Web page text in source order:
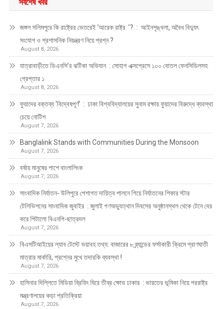
সর্বশেষ খবর
জঙ্গল সলিমপুরে কি রাষ্ট্রের ভেতরেই ‘আরেক রাষ্ট্র ’? : আইনশৃঙ্খলা, অবৈধ বিদ্যুৎ
সংযোগ ও প্রশাসনিক নিয়ন্ত্রণ নিয়ে প্রশ্ন ?
August 8, 2026
যাত্রাবাড়ীতে ডিএনসি’র ঝটিকা অভিযান : সোহাগ এক্সপ্রেসে ১০০ বোতল ফেনসিডিলসহ
গ্রেপ্তার ১
August 8, 2026
ফুয়াদের বক্তব্য ‘বিদ্বেষপূর্ণ’ : ঢাকা বিশ্ববিদ্যালয়ের সুনাম রক্ষায় ফুয়াদের বিরুদ্ধে ব্যবস্থা
চেয়ে নোটিশ
August 7, 2026
Banglalink Stands with Communities During the Monsoon
August 7, 2026
বর্ষায় মানুষের পাশে বাংলালিংক
August 7, 2026
সাংবাদিক নির্যাতন- উলিপুরে পেশাগত দায়িত্ব পালনে গিয়ে নির্যাতনের শিকার স্টার
টেলিভিশনের সাংবাদিক জুবাইর : জুলাই গণঅভ্যুত্থান দিবসের অনুষ্ঠানস্থল থেকে টেনে বের
করে পিটালো বিএনপি-ছাত্রদল
August 7, 2026
বিএসটিআইয়ের ল্যাব টেস্টে ভয়াবহ তথ্য: বাজারের ৮ ব্র্যান্ডের ফর্সাকারী ক্রিমে প্রাণঘাতী
মাত্রার মার্কারি, প্রশ্নের মুখে তদারকি ব্যবস্থা !
August 7, 2026
হাসিনার দিল্লিতে মিডিয়া ব্রিফিং ঘিরে তীব্র ক্ষোভ ঢাকার : ভারতের ভূমিকা নিয়ে পররাষ্ট্র
মন্ত্রণালয়ের কড়া প্রতিক্রিয়া
August 7, 2026